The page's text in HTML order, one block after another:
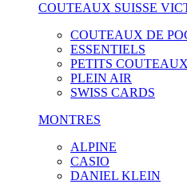
COUTEAUX SUISSE
COUTEAUX DE
ESSENTIELS
PETITS
PLEIN AIR
SWISS CARDS
MONTRES
ALPINE
CASIO
DANIEL KLEIN